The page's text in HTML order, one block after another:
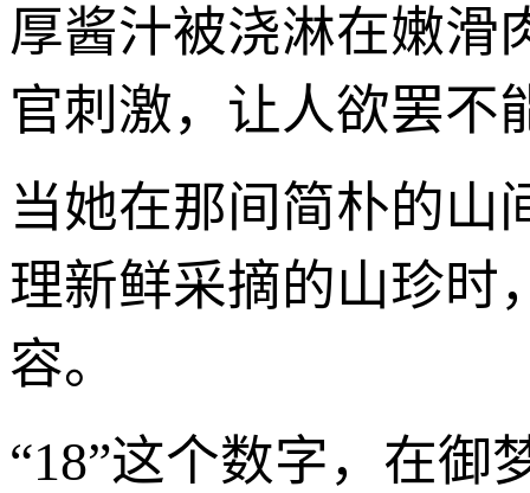
厚酱汁被浇淋在嫩滑
官刺激，让人欲罢不
当她在那间简朴的山
理新鲜采摘的山珍时
容。
“18”这个数字，在御